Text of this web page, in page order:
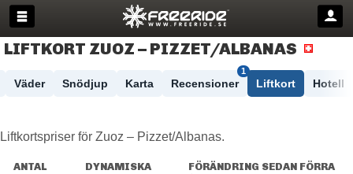
LIFTKORT ZUOZ – PIZZET/​ALBANAS
Väder Snödjup Karta Recensioner
1
Liftkort Hotell
Liftkortspriser för Zuoz – Pizzet/​Albanas.
ANTAL
DYNAMISKA
FÖRÄNDRING SEDAN FÖRRA